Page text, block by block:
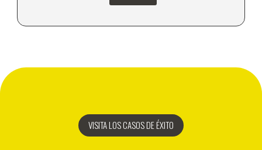
VISITA LOS CASOS DE ÉXITO